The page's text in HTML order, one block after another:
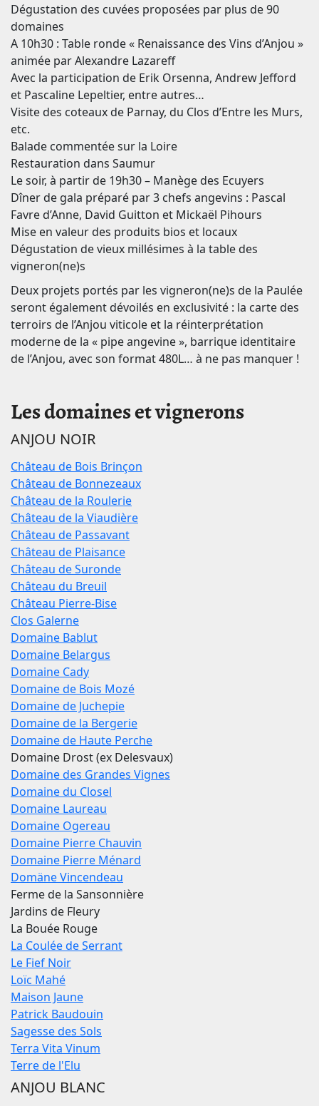
Dégustation des cuvées proposées par plus de 90
domaines
A 10h30 : Table ronde « Renaissance des Vins d’Anjou »
animée par Alexandre Lazareff
Avec la participation de Erik Orsenna, Andrew Jefford
et Pascaline Lepeltier, entre autres…
Visite des coteaux de Parnay, du Clos d’Entre les Murs,
etc.
Balade commentée sur la Loire
Restauration dans Saumur
Le soir, à partir de 19h30 – Manège des Ecuyers
Dîner de gala préparé par 3 chefs angevins : Pascal
Favre d’Anne, David Guitton et Mickaël Pihours
Mise en valeur des produits bios et locaux
Dégustation de vieux millésimes à la table des
vigneron(ne)s
Deux projets portés par les vigneron(ne)s de la Paulée
seront également dévoilés en exclusivité : la carte des
terroirs de l’Anjou viticole et la réinterprétation
moderne de la « pipe angevine », barrique identitaire
de l’Anjou, avec son format 480L… à ne pas manquer !
Les domaines et vignerons
ANJOU NOIR
Château de Bois Brinçon
Château de Bonnezeaux
Château de la Roulerie
Château de la Viaudière
Château de Passavant
Château de Plaisance
Château de Suronde
Château du Breuil
Château Pierre-Bise
Clos Galerne
Domaine Bablut
Domaine Belargus
Domaine Cady
Domaine de Bois Mozé
Domaine de Juchepie
Domaine de la Bergerie
Domaine de Haute Perche
Domaine Drost (ex Delesvaux)
Domaine des Grandes Vignes
Domaine du Closel
Domaine Laureau
Domaine Ogereau
Domaine Pierre Chauvin
Domaine Pierre Ménard
Domäne Vincendeau
Ferme de la Sansonnière
Jardins de Fleury
La Bouée Rouge
La Coulée de Serrant
Le Fief Noir
Loïc Mahé
Maison Jaune
Patrick Baudouin
Sagesse des Sols
Terra Vita Vinum
Terre de l'Elu
ANJOU BLANC